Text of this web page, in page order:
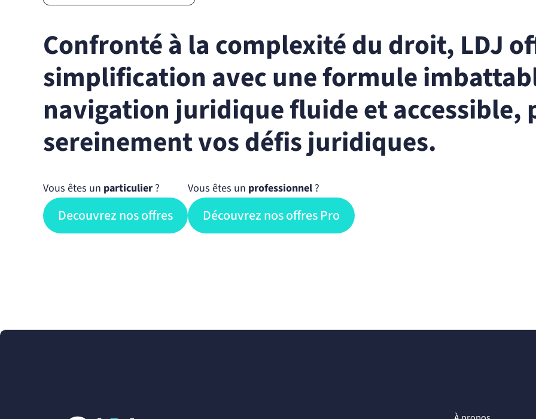
Confronté à la complexité du droit, LDJ
simplification avec une formule
navigation juridique fluide et accessible,
sereinement vos défis juridiques.
Vous êtes un particulier ?
Decouvrez nos offres
Vous êtes un professionnel ?
Découvrez nos offres Pro